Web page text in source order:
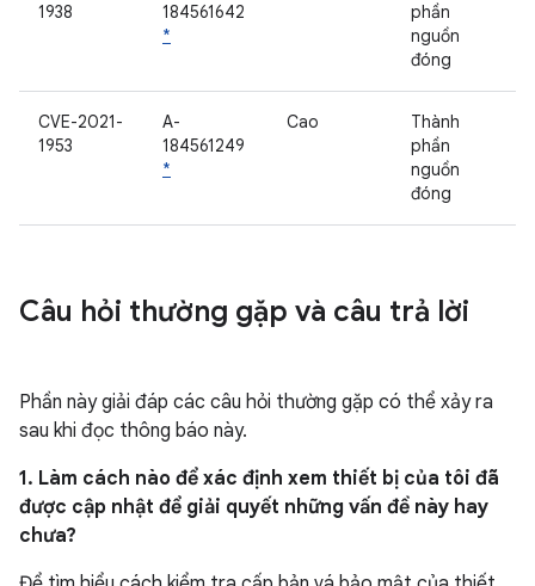
1938
184561642
*
phần
nguồn
đóng
CVE-2021-
1953
A-
184561249
*
Cao
Thành
phần
nguồn
đóng
Câu hỏi thường gặp và câu trả lời
Phần này giải đáp các câu hỏi thường gặp có thể xảy ra
sau khi đọc thông báo này.
1. Làm cách nào để xác định xem thiết bị của tôi đã
được cập nhật để giải quyết những vấn đề này hay
chưa?